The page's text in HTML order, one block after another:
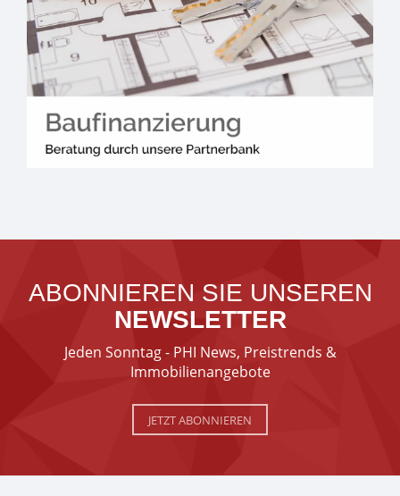
ABONNIEREN SIE UNSEREN
NEWSLETTER
Jeden Sonntag - PHI News, Preistrends &
Immobilienangebote
JETZT ABONNIEREN